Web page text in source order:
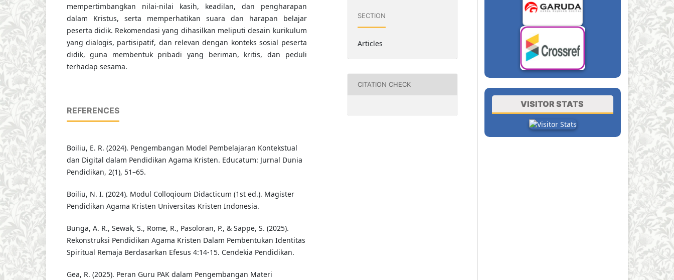
mempertimbangkan nilai-nilai kasih, keadilan, dan pengharapan
dalam Kristus, serta memperhatikan suara dan harapan belajar
peserta didik. Rekomendasi yang dihasilkan meliputi desain kurikulum
yang dialogis, partisipatif, dan relevan dengan konteks sosial peserta
didik, guna membentuk pribadi yang beriman, kritis, dan peduli
terhadap sesama.
REFERENCES
Boiliu, E. R. (2024). Pengembangan Model Pembelajaran Kontekstual
dan Digital dalam Pendidikan Agama Kristen. Educatum: Jurnal Dunia
Pendidikan, 2(1), 51–65.
Boiliu, N. I. (2024). Modul Colloqioum Didacticum (1st ed.). Magister
Pendidikan Agama Kristen Universitas Kristen Indonesia.
Bunga, A. R., Sewak, S., Rome, R., Pasoloran, P., & Sappe, S. (2025).
Rekonstruksi Pendidikan Agama Kristen Dalam Pembentukan Identitas
Spiritual Remaja Berdasarkan Efesus 4:14-15. Cendekia Pendidikan.
Gea, R. (2025). Peran Guru PAK dalam Pengembangan Materi
SECTION
Articles
CITATION CHECK
VISITOR STATS